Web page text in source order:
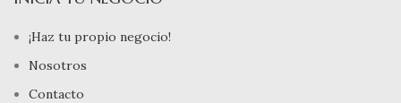
¡Haz tu propio negocio!
Nosotros
Contacto